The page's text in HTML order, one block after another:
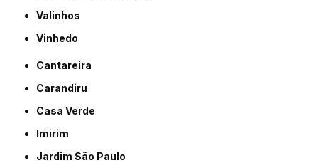
Valinhos
Vinhedo
Cantareira
Carandiru
Casa Verde
Imirim
Jardim São Paulo